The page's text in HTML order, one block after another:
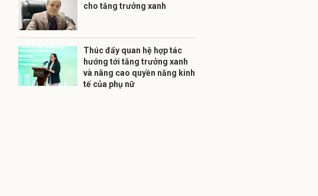
cho tăng trưởng xanh
Thúc đẩy quan hệ hợp tác
hướng tới tăng trưởng xanh
và nâng cao quyền năng kinh
tế của phụ nữ